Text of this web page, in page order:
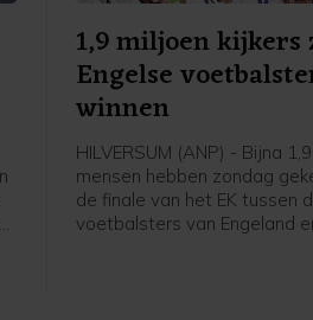
1,9 miljoen kijkers
Engelse
winnen
HILVERSUM (ANP) - Bijna
mensen hebben zondag
de finale van het EK tussen
voetbalsters van Engeland